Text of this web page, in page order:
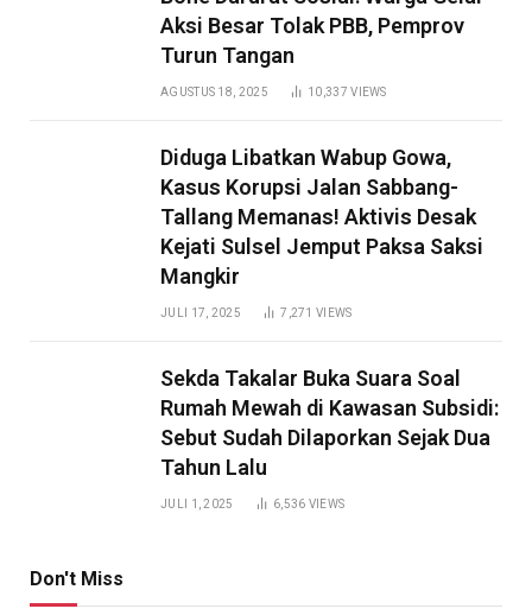
Aksi Besar Tolak PBB, Pemprov
Turun Tangan
AGUSTUS 18, 2025 10,337VIEWS
Diduga Libatkan Wabup Gowa,
Kasus Korupsi Jalan Sabbang-
Tallang Memanas! Aktivis Desak
Kejati Sulsel Jemput Paksa Saksi
Mangkir
JULI 17, 2025 7,271VIEWS
Sekda Takalar Buka Suara Soal
Rumah Mewah di Kawasan Subsidi:
Sebut Sudah Dilaporkan Sejak Dua
Tahun Lalu
JULI 1, 2025 6,536 VIEWS
Don't Miss